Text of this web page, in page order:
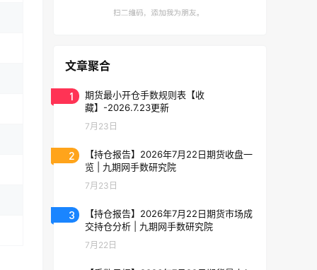
文章聚合
1
期货最小开仓手数规则表【收
藏】-2026.7.23更新
7月23日
2
【持仓报告】2026年7月22日期货收盘一
览 | 九期网手数研究院
7月23日
3
【持仓报告】2026年7月22日期货市场成
交持仓分析 | 九期网手数研究院
7月22日